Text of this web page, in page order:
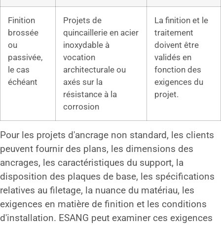
Finition
brossée
ou
passivée,
le cas
échéant
Projets de
quincaillerie en acier
inoxydable à
vocation
architecturale ou
axés sur la
résistance à la
corrosion
La finition et le
traitement
doivent être
validés en
fonction des
exigences du
projet.
Pour les projets d'ancrage non standard, les clients
peuvent fournir des plans, les dimensions des
ancrages, les caractéristiques du support, la
disposition des plaques de base, les spécifications
relatives au filetage, la nuance du matériau, les
exigences en matière de finition et les conditions
d'installation. ESANG peut examiner ces exigences